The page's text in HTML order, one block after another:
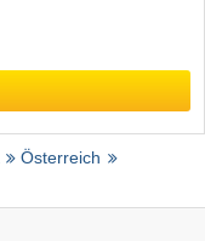
Österreich